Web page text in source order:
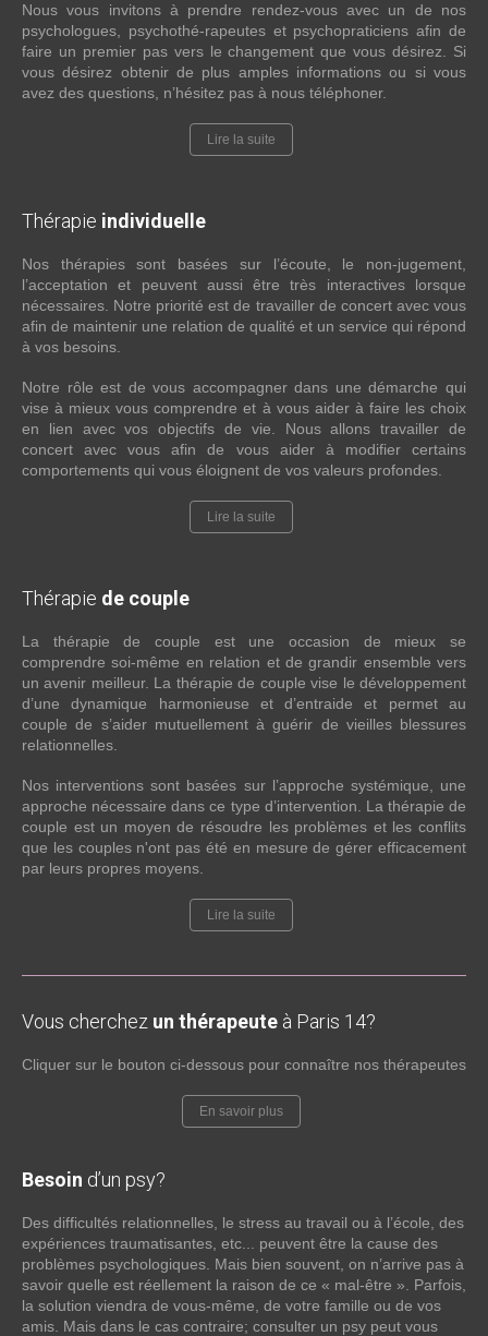
Nous vous invitons à prendre rendez-vous avec un de nos
psychologues, psychothé-rapeutes et psychopraticiens afin de
faire un premier pas vers le changement que vous désirez. Si
vous désirez obtenir de plus amples informations ou si vous
avez des questions, n’hésitez pas à nous téléphoner.
Lire la suite
Thérapie individuelle
Nos thérapies sont basées sur l’écoute, le non-jugement,
l’acceptation et peuvent aussi être très interactives lorsque
nécessaires. Notre priorité est de travailler de concert avec vous
afin de maintenir une relation de qualité et un service qui répond
à vos besoins.
Notre rôle est de vous accompagner dans une démarche qui
vise à mieux vous comprendre et à vous aider à faire les choix
en lien avec vos objectifs de vie. Nous allons travailler de
concert avec vous afin de vous aider à modifier certains
comportements qui vous éloignent de vos valeurs profondes.
Lire la suite
Thérapie de couple
La thérapie de couple est une occasion de mieux se
comprendre soi-même en relation et de grandir ensemble vers
un avenir meilleur. La thérapie de couple vise le développement
d’une dynamique harmonieuse et d’entraide et permet au
couple de s’aider mutuellement à guérir de vieilles blessures
relationnelles.
Nos interventions sont basées sur l’approche systémique, une
approche nécessaire dans ce type d’intervention. La thérapie de
couple est un moyen de résoudre les problèmes et les conflits
que les couples n'ont pas été en mesure de gérer efficacement
par leurs propres moyens.
Lire la suite
Vous cherchez un thérapeute à Paris 14?
Cliquer sur le bouton ci-dessous pour connaître nos thérapeutes
En savoir plus
Besoin d’un psy?
Des difficultés relationnelles, le stress au travail ou à l’école, des
expériences traumatisantes, etc... peuvent être la cause des
problèmes psychologiques. Mais bien souvent, on n’arrive pas à
savoir quelle est réellement la raison de ce « mal-être ». Parfois,
la solution viendra de vous-même, de votre famille ou de vos
amis. Mais dans le cas contraire; consulter un psy peut vous